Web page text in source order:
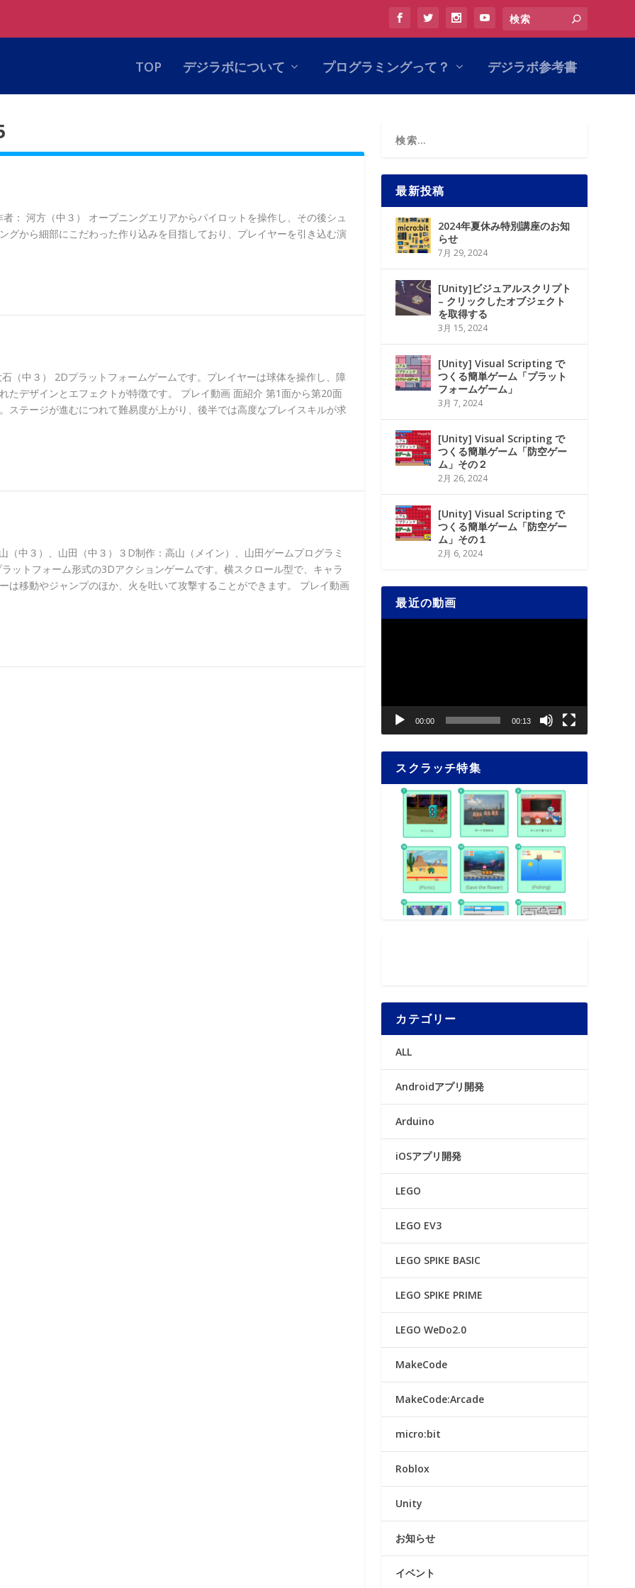
TOP デジラボについて プログラミングって？ デジラボ参考書
： 河方（中３） オープニングエリアからパイロットを操作し、その後シュ
グから細部にこだわった作り込みを目指しており、プレイヤーを引き込む演
（中３） 2Dプラットフォームゲームです。プレイヤーは球体を操作し、障
たデザインとエフェクトが特徴です。 プレイ動画 面紹介 第1面から第20面
ステージが進むにつれて難易度が上がり、後半では高度なプレイスキルが求
中３）、山田（中３）３D制作：高山（メイン）、山田ゲームプログラミ
ットフォーム形式の3Dアクションゲームです。横スクロール型で、キャラ
は移動やジャンプのほか、火を吐いて攻撃することができます。 プレイ動画
最新投稿
2024年夏休み特別講座のお知
らせ
7月 29, 2024
[Unity]ビジュアルスクリプト
– クリックしたオブジェクト
を取得する
3月 15, 2024
[Unity] Visual Scripting で
つくる簡単ゲーム「プラット
フォームゲーム」
3月 7, 2024
[Unity] Visual Scripting で
つくる簡単ゲーム「防空ゲー
ム」その２
2月 26, 2024
[Unity] Visual Scripting で
つくる簡単ゲーム「防空ゲー
ム」その１
2月 6, 2024
最近の動画
ヤ
00:00 00:13
スクラッチ特集
カテゴリー
ALL
Androidアプリ開発
Arduino
iOSアプリ開発
LEGO
LEGO EV3
LEGO SPIKE BASIC
LEGO SPIKE PRIME
LEGO WeDo2.0
MakeCode
MakeCode:Arcade
micro:bit
Roblox
Unity
お知らせ
イベント